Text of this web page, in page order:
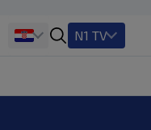
N1 TV